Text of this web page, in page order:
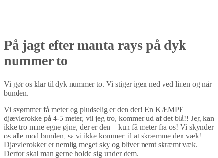
På jagt efter manta rays på dyk
nummer to
Vi gør os klar til dyk nummer to. Vi stiger igen ned ved linen og når
bunden.
Vi svømmer få meter og pludselig er den der! En KÆMPE
djævlerokke på 4-5 meter, vil jeg tro, kommer ud af det blå!! Jeg kan
ikke tro mine egne øjne, der er den – kun få meter fra os! Vi skynder
os alle mod bunden, så vi ikke kommer til at skræmme den væk!
Djævlerokker er nemlig meget sky og bliver nemt skræmt væk.
Derfor skal man gerne holde sig under dem.